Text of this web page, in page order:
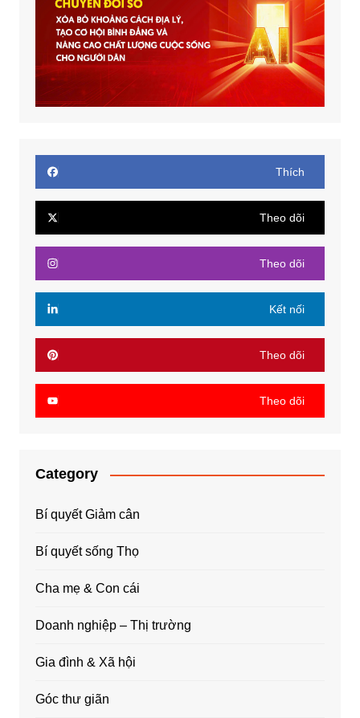
Thích
Theo dõi
Theo dõi
Kết nối
Theo dõi
Theo dõi
Category
Bí quyết Giảm cân
Bí quyết sống Thọ
Cha mẹ & Con cái
Doanh nghiệp – Thị trường
Gia đình & Xã hội
Góc thư giãn